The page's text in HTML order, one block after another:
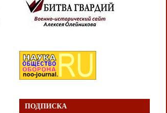
ПОДПИСКА